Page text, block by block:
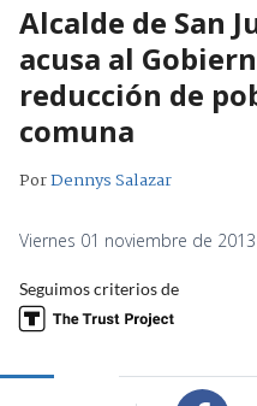
Alcalde de San
acusa al
reducción de
comuna
PorDennys Salazar
Viernes 01 noviembre de
Seguimos criterios de